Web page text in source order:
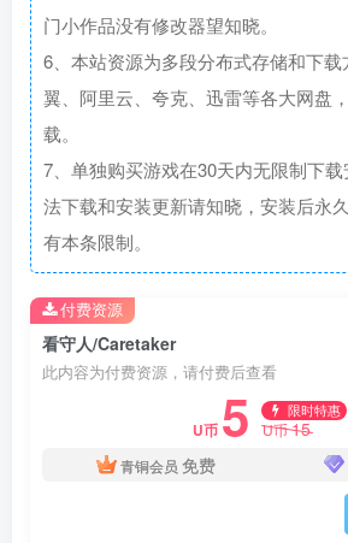
门小作品没有修改器望知晓。
6、本站资源为多段分布式存储和下
翼、阿里云、夸克、迅雷等各大网盘
载。
7、单独购买游戏在30天内无限制下
法下载和安装更新请知晓，安装后永
有本条限制。
看守人/Caretaker
此内容为付费资源，请付费后查看
U币 5 限时特惠
U币15
青铜会员 免费
付费资源